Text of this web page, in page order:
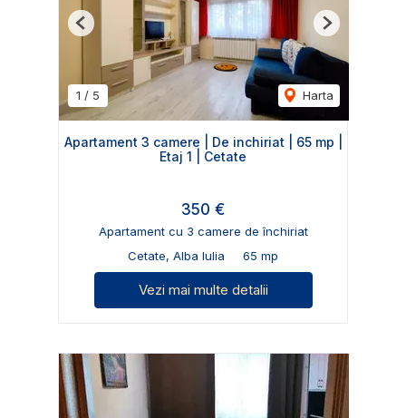
1 / 5 Harta
Previous Next
Apartament 3 camere | De inchiriat | 65 mp |
Etaj 1 | Cetate
350 €
Apartament cu 3 camere de închiriat
Cetate, Alba Iulia
65 mp
Vezi mai multe detalii